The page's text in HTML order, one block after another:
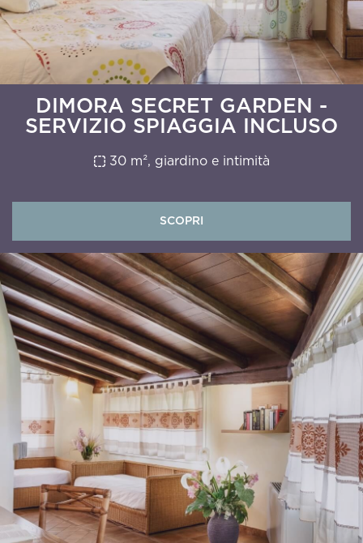
DIMORA SECRET GARDEN -
SERVIZIO SPIAGGIA INCLUSO
30 m², giardino e intimità
SCOPRI